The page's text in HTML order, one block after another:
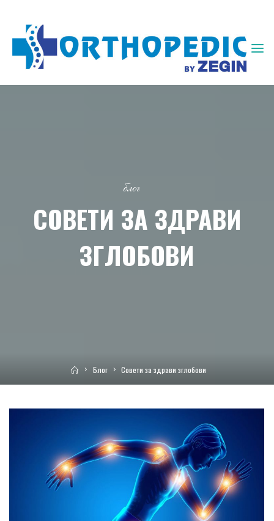
ЗЕГИН
блог
СОВЕТИ ЗА ЗДРАВИ
ЗГЛОБОВИ
HomeБлог Совети за здрави зглобови